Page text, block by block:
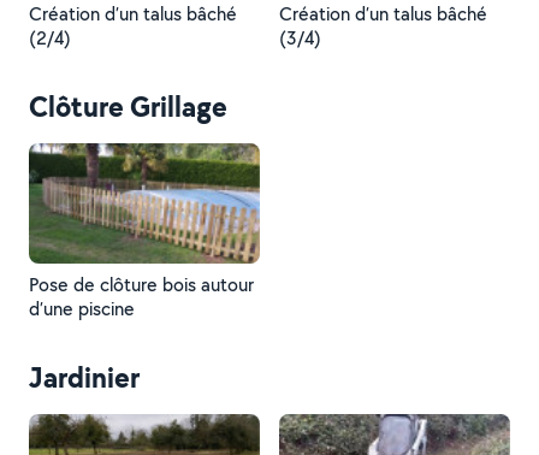
Création d’un talus bâché
(2/4)
Création d’un talus bâché
(3/4)
Clôture Grillage
Pose de clôture bois autour
d’une piscine
Jardinier